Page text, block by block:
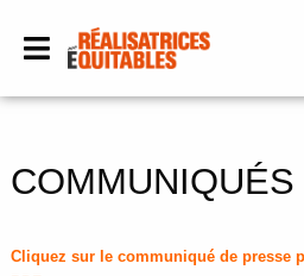
Cliquez sur le communiqué de presse